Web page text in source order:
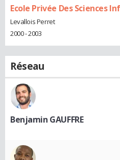
Ecole Privée Des Sciences
Levallois Perret
2000 - 2003
Réseau
Benjamin GAUFFRE